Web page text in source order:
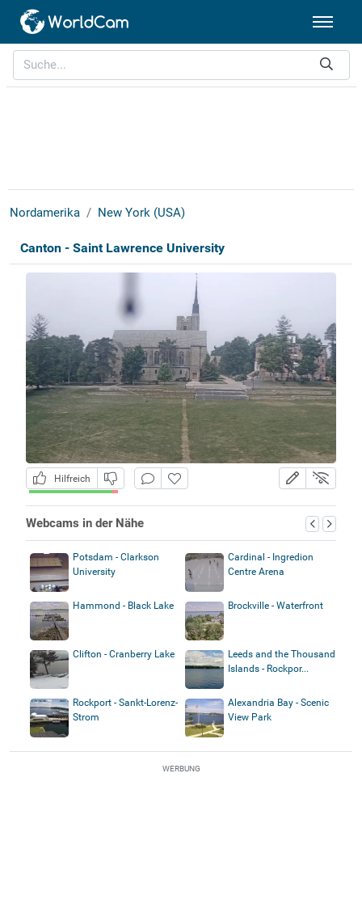
Nordamerika New York (USA)
Canton - Saint Lawrence University
Hilfreich
Webcams in der Nähe
Potsdam - Clarkson
University
Cardinal - Ingredion
Centre Arena
Hammond - Black Lake Brockville - Waterfront
Clifton - Cranberry Lake
Leeds and the Thousand
Islands - Rockpor...
Rockport - Sankt-Lorenz-
Strom
Alexandria Bay - Scenic
View Park
WERBUNG